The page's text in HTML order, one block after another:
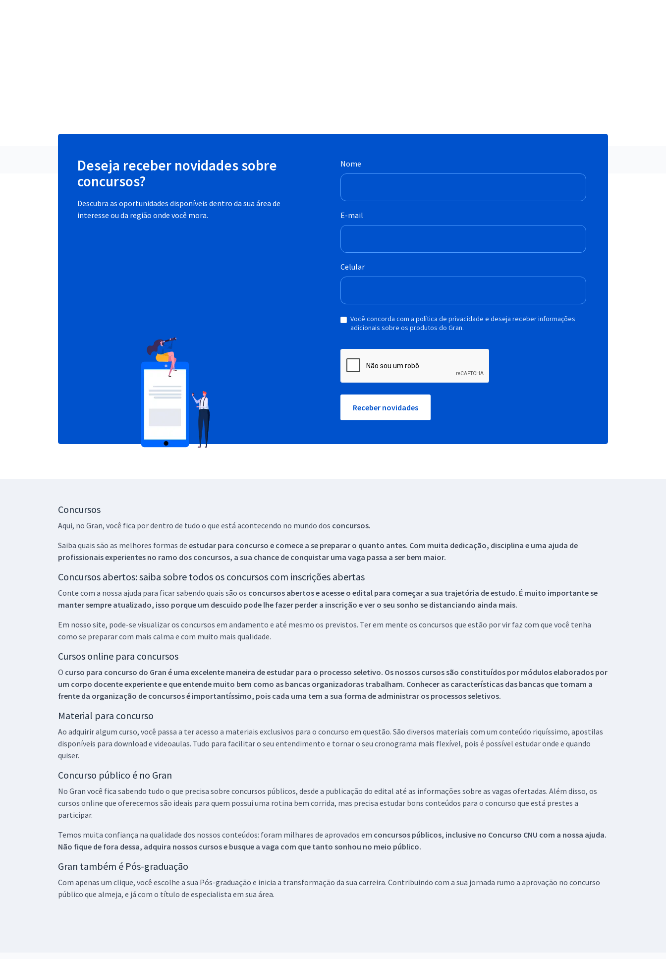
Deseja receber novidades sobre
concursos?
Descubra as oportunidades disponíveis dentro da sua área de
interesse ou da região onde você mora.
Nome
E-mail
Celular
Você concorda com a política de privacidade e deseja receber informações
adicionais sobre os produtos do Gran.
Receber novidades
Concursos
Aqui, no Gran, você fica por dentro de tudo o que está acontecendo no mundo dos concursos.
Saiba quais são as melhores formas de estudar para concurso e comece a se preparar o quanto antes. Com muita dedicação, disciplina e uma ajuda de
profissionais experientes no ramo dos concursos, a sua chance de conquistar uma vaga passa a ser bem maior.
Concursos abertos: saiba sobre todos os concursos com inscrições abertas
Conte com a nossa ajuda para ficar sabendo quais são os concursos abertos e acesse o edital para começar a sua trajetória de estudo. É muito importante se
manter sempre atualizado, isso porque um descuido pode lhe fazer perder a inscrição e ver o seu sonho se distanciando ainda mais.
Em nosso site, pode-se visualizar os concursos em andamento e até mesmo os previstos. Ter em mente os concursos que estão por vir faz com que você tenha
como se preparar com mais calma e com muito mais qualidade.
Cursos online para concursos
O curso para concurso do Gran é uma excelente maneira de estudar para o processo seletivo. Os nossos cursos são constituídos por módulos elaborados por
um corpo docente experiente e que entende muito bem como as bancas organizadoras trabalham. Conhecer as características das bancas que tomam a
frente da organização de concursos é importantíssimo, pois cada uma tem a sua forma de administrar os processos seletivos.
Material para concurso
Ao adquirir algum curso, você passa a ter acesso a materiais exclusivos para o concurso em questão. São diversos materiais com um conteúdo riquíssimo, apostilas
disponíveis para download e videoaulas. Tudo para facilitar o seu entendimento e tornar o seu cronograma mais flexível, pois é possível estudar onde e quando
quiser.
Concurso público é no Gran
No Gran você fica sabendo tudo o que precisa sobre concursos públicos, desde a publicação do edital até as informações sobre as vagas ofertadas. Além disso, os
cursos online que oferecemos são ideais para quem possui uma rotina bem corrida, mas precisa estudar bons conteúdos para o concurso que está prestes a
participar.
Temos muita confiança na qualidade dos nossos conteúdos: foram milhares de aprovados em concursos públicos, inclusive no Concurso CNU com a nossa ajuda.
Não fique de fora dessa, adquira nossos cursos e busque a vaga com que tanto sonhou no meio público.
Gran também é Pós-graduação
Com apenas um clique, você escolhe a sua Pós-graduação e inicia a transformação da sua carreira. Contribuindo com a sua jornada rumo a aprovação no concurso
público que almeja, e já com o título de especialista em sua área.